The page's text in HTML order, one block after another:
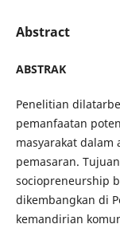
Abstract
ABSTRAK
Penelitian
pemanfaatan
masyarakat dalam
pemasaran.
sociopreneurship
dikembangkan di
kemandirian